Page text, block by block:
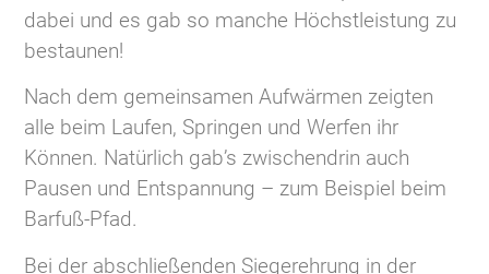
dabei und es gab so manche Höchstleistung zu
bestaunen!
Nach dem gemeinsamen Aufwärmen zeigten
alle beim Laufen, Springen und Werfen ihr
Können. Natürlich gab’s zwischendrin auch
Pausen und Entspannung – zum Beispiel beim
Barfuß-Pfad.
Bei der abschließenden Siegerehrung in der